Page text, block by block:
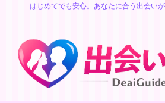
はじめてでも安心。あなたに合う出会い